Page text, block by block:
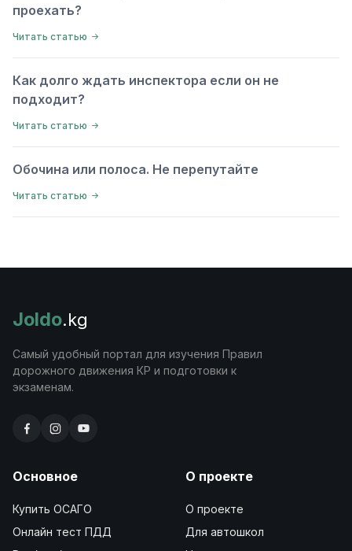
проехать?
Читать статью
Как долго ждать инспектора если он не
подходит?
Читать статью
Обочина или полоса. Не перепутайте
Читать статью
Joldo.kg
Самый удобный портал для изучения Правил
дорожного движения КР и подготовки к
экзаменам.
Основное
Купить ОСАГО
Онлайн тест ПДД
О проекте
О проекте
Для автошкол